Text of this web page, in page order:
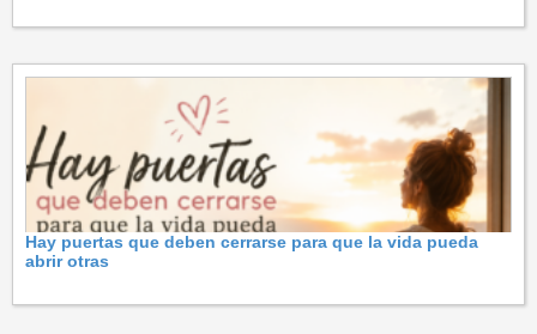
Hay puertas que deben cerrarse para que la vida pueda
abrir otras